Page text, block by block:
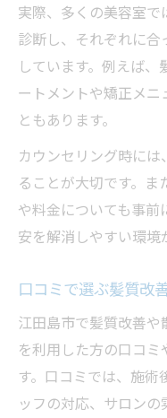
実際、多くの美容室で
診断し、それぞれに
しています。例えば
ートメントや矯正メ
ともあります。
カウンセリング時に
ることが大切です。
や料金についても事
安を解消しやすい環境
口コミで選ぶ髪質改
江田島市で髪質改善
を利用した方の口コ
す。口コミでは、施術
ッフの対応、サロン